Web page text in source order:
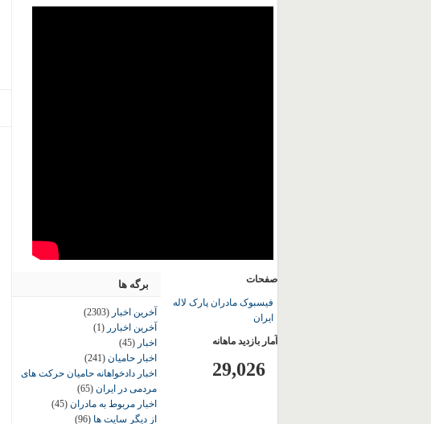
برگه ها
آخرین اخبار (2303)
آخرین اخبارر (1)
اخبار (45)
اخبار حامیان (241)
اخبار دادخواهانه حامیان حرکت های
مردمی در ایران (65)
اخبار مربوط به مادران (45)
از دیگر سایت ها (96)
صفحات
فیسبوک مادران پارک لاله
ایران
آمار بازدید ماهانه
29,026